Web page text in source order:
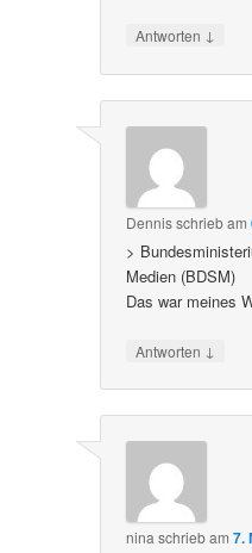
Antworten ↓
Dennisschriebam
>
Medien (BDSM)
Das war meines
Antworten ↓
nina schriebam7.